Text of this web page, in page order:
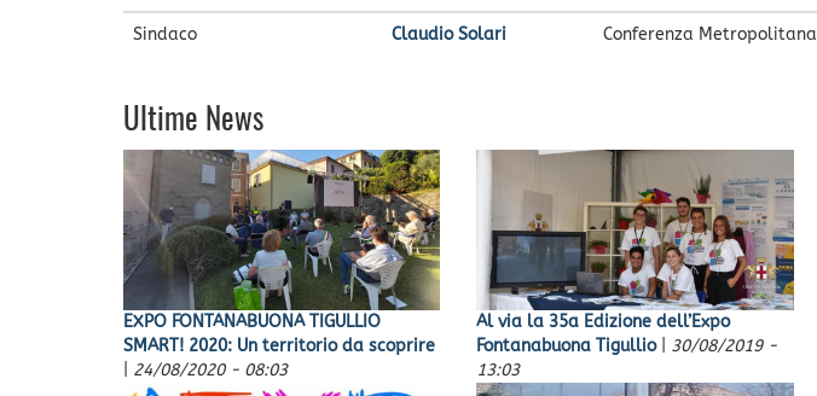
Sindaco Claudio Solari Conferenza Metropolitana
Ultime News
EXPO FONTANABUONA TIGULLIO
SMART! 2020: Un territorio da scoprire
24/08/2020 - 08:03
Al via la 35a Edizione dell’Expo
Fontanabuona Tigullio
30/08/2019 -
13:03